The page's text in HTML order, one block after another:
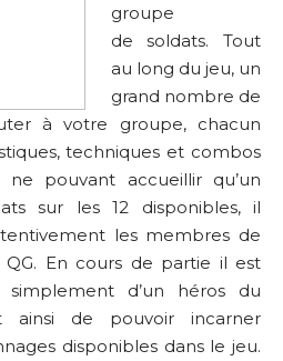
groupe
de soldats. Tout
au long du jeu, un
grand nombre de
à votre groupe, chacun
techniques et combos
pouvant accueillir qu’un
sur les 12 disponibles, il
les membres de
En cours de partie il est
d’un héros du
ainsi de pouvoir incarner
disponibles dans le jeu.